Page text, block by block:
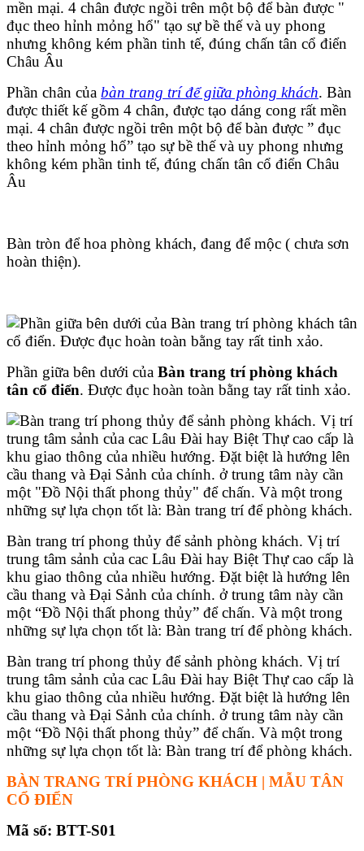
Phần chân của bàn trang trí để giữa phòng khách. Bàn
được thiết kế gồm 4 chân, được tạo dáng cong rất mền
mại. 4 chân được ngồi trên một bộ để bàn được ” đục
theo hỉnh mỏng hổ” tạo sự bề thế và uy phong nhưng
không kém phần tinh tế, đúng chấn tân cổ điển Châu
Âu
Bàn tròn để hoa phòng khách, đang để mộc ( chưa sơn
hoàn thiện).
Phần giữa bên dưới của Bàn trang trí phòng khách
tân cổ điển. Được đục hoàn toàn bằng tay rất tinh xảo.
Bàn trang trí phong thủy để sảnh phòng khách. Vị trí
trung tâm sảnh của cac Lâu Đài hay Biệt Thự cao cấp là
khu giao thông của nhiều hướng. Đặt biệt là hướng lên
cầu thang và Đại Sảnh của chính. ở trung tâm này cần
một “Đồ Nội thất phong thủy” để chấn. Và một trong
những sự lựa chọn tốt là: Bàn trang trí để phòng khách.
Bàn trang trí phong thủy để sảnh phòng khách. Vị trí
trung tâm sảnh của cac Lâu Đài hay Biệt Thự cao cấp là
khu giao thông của nhiều hướng. Đặt biệt là hướng lên
cầu thang và Đại Sảnh của chính. ở trung tâm này cần
một “Đồ Nội thất phong thủy” để chấn. Và một trong
những sự lựa chọn tốt là: Bàn trang trí để phòng khách.
BÀN TRANG TRÍ PHÒNG KHÁCH | MẪU TÂN
CỔ ĐIỂN
Mã số: BTT-S01